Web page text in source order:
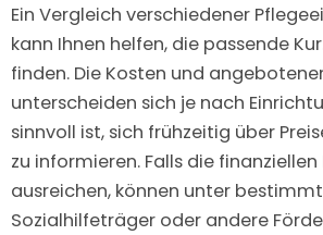
Ein Vergleich verschiedener
kann Ihnen helfen, die passende
finden. Die Kosten und
unterscheiden sich je nach
sinnvoll ist, sich frühzeitig über
zu informieren. Falls die
ausreichen, können unter
Sozialhilfeträger oder andere